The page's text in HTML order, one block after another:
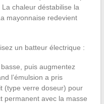
chaleur déstabilise la
mayonnaise redevient
un batteur électrique :
puis augmentez
l’émulsion a pris
(type verre doseur) pour
permanent avec la masse